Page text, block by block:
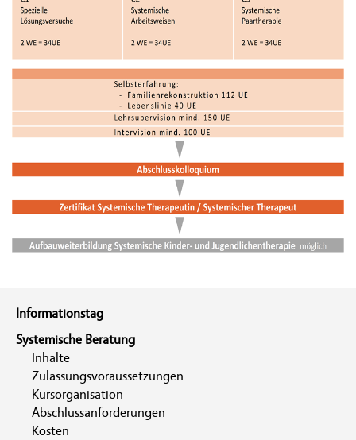
Informationstag
Systemische Beratung
Inhalte
Zulassungsvoraussetzungen
Kursorganisation
Abschlussanforderungen
Kosten